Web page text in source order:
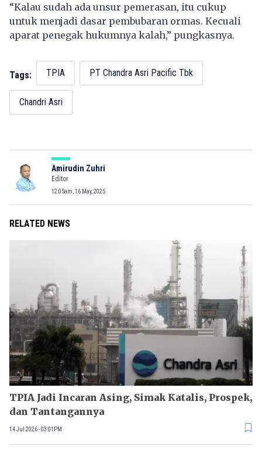
“Kalau sudah ada unsur pemerasan, itu cukup
untuk menjadi dasar pembubaran ormas. Kecuali
aparat penegak hukumnya kalah,” pungkasnya.
Tags: TPIA PT Chandra Asri Pacific Tbk
Chandri Asri
Amirudin Zuhri
Editor
12:05am, 16 May, 2025
RELATED NEWS
TPIA Jadi Incaran Asing, Simak Katalis, Prospek,
dan Tantangannya
14 Jul 2026 - 03:01PM